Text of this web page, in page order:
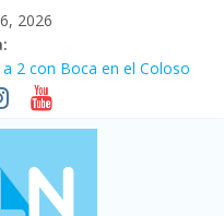
2026
2 con Boca en el Coloso
y consumo
por el país, un 5,9%
en julio: bajó un 12,6%